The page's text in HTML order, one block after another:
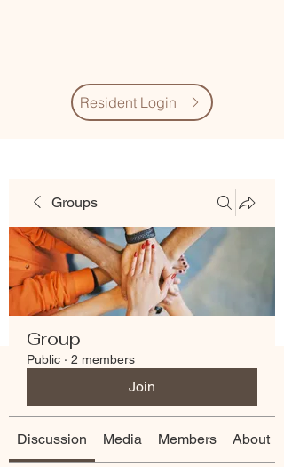
Resident Login
Groups
Group
Public · 2 members
Join
Discussion Media Members About